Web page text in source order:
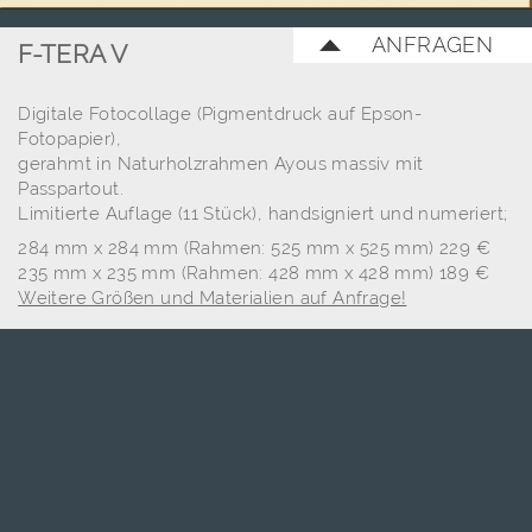
ANFRAGEN
F-TERA V
Digitale Fotocollage (Pigmentdruck auf Epson-
Fotopapier),
gerahmt in Naturholzrahmen Ayous massiv mit
Passpartout.
Limitierte Auflage (11 Stück), handsigniert und numeriert;
284 mm x 284 mm (Rahmen: 525 mm x 525 mm) 229 €
235 mm x 235 mm (Rahmen: 428 mm x 428 mm) 189 €
Weitere Größen und Materialien auf Anfrage!